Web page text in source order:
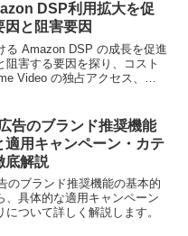
DSP利用拡大を促
因と阻害要因
る Amazon DSP の成長を促進
阻害する要因を探り、コスト
Video の独占アクセス、広
告のブランド推奨機能
適用キャンペーン・カテ
底解説
のブランド推奨機能の基本的
、具体的な適用キャンペーン
について詳しく解説します。